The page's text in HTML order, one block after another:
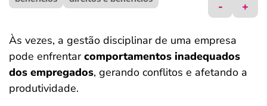
-
+
Às vezes, a gestão disciplinar de uma empresa
pode enfrentarcomportamentos inadequados
dos empregados, gerando conflitos e afetando a
produtividade.